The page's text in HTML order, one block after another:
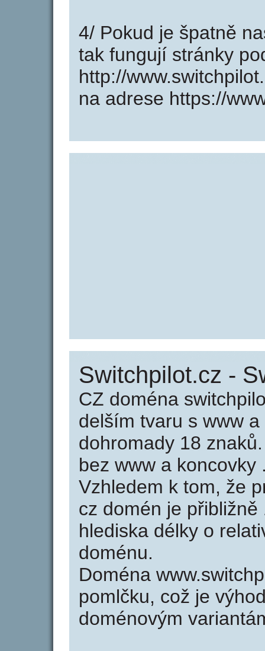
4/ Pokud je špatně
tak fungují stránky
http://
na adrese https://
Switchpilot.cz -
CZ doména
delším tvaru s www
dohromady 18
bez www a koncovky
Vzhledem k tom, že
cz domén je
hlediska délky o
doménu.
Doména
pomlčku, což je
doménovým